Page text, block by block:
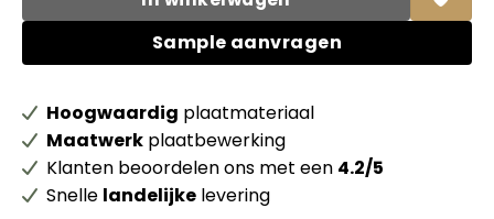
Sample aanvragen
Hoogwaardig plaatmateriaal
Maatwerk plaatbewerking
Klanten beoordelen ons met een 4.2/5
Snelle landelijke levering